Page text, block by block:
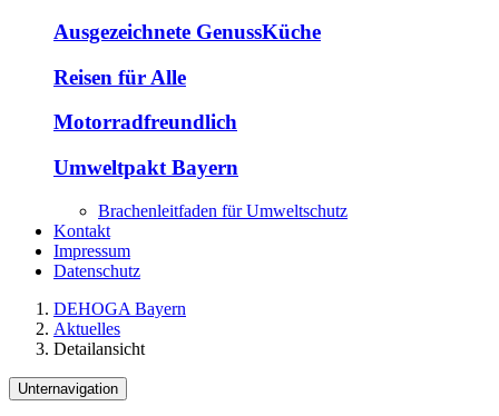
Ausgezeichnete GenussKüche
Reisen für Alle
Motorradfreundlich
Umweltpakt Bayern
Brachenleitfaden für Umweltschutz
Kontakt
Impressum
Datenschutz
DEHOGA Bayern
Aktuelles
Detailansicht
Unternavigation